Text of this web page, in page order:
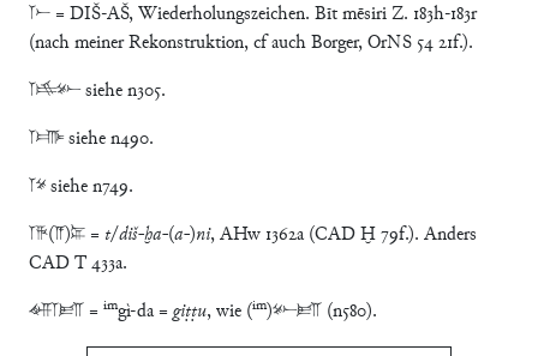
𒁹𒀸 = DIŠ-AŠ, Wiederholungszeichen. Bīt mēsiri Z. 183h-183r
(nach meiner Rekonstruktion, cf auch Borger, OrNS 54 21f.).
𒁹𒆜𒁍 siehe n305.
𒁹𒌑 siehe n490.
𒁹𒊺 siehe n749.
𒁹𒄩(𒀀)𒉌 = t/diš-ḫa-(a-)ni, AHw 1362a (CAD Ḫ 79f.). Anders
CAD T 433a.
𒅎𒁹𒁕 = imgì-da =giṭṭu, wie (im)𒁍𒁕 (n580).